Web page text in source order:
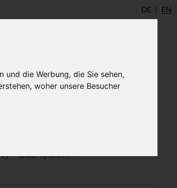
die Werbung, die Sie sehen,
woher unsere Besucher
DE EN
- from sportive...